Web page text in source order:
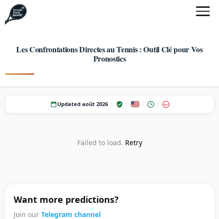
Les Confrontations Directes au Tennis : Outil Clé pour Vos
Pronostics
Updated août 2026 18+
Failed to load. Retry
Want more predictions?
Join our Telegram channel